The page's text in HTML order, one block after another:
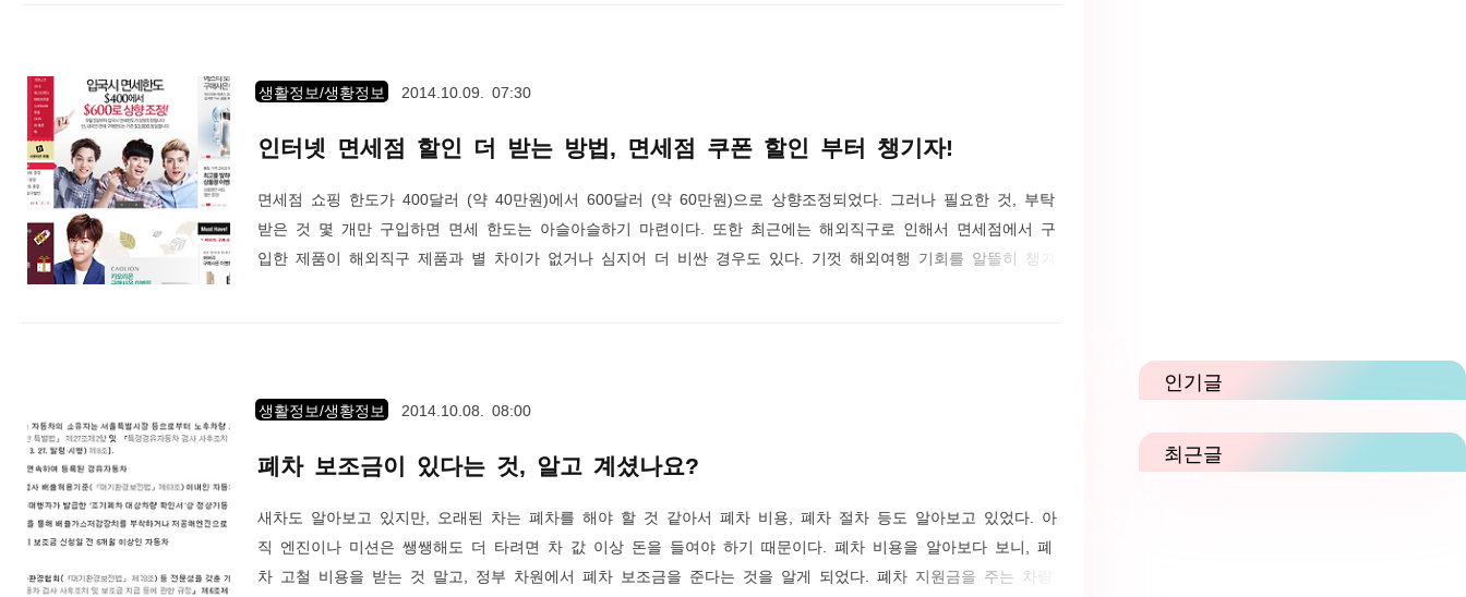
생활정보/생황정보 2014.10.09. 07:30
인터넷 면세점 할인 더 받는 방법, 면세점 쿠폰 할인 부터 챙기자!
면세점 쇼핑 한도가 400달러 (약 40만원)에서 600달러 (약 60만원)으로 상향조정되었다. 그러나 필요한 것, 부탁
받은 것 몇 개만 구입하면 면세 한도는 아슬아슬하기 마련이다. 또한 최근에는 해외직구로 인해서 면세점에서 구
입한 제품이 해외직구 제품과 별 차이가 없거나 심지어 더 비싼 경우도 있다. 기껏 해외여행 기회를 알뜰히 챙겨
생활정보/생황정보 2014.10.08. 08:00
폐차 보조금이 있다는 것, 알고 계셨나요?
새차도 알아보고 있지만, 오래된 차는 폐차를 해야 할 것 같아서 폐차 비용, 폐차 절차 등도 알아보고 있었다. 아
직 엔진이나 미션은 쌩쌩해도 더 타려면 차 값 이상 돈을 들여야 하기 때문이다. 폐차 비용을 알아보다 보니, 폐
차 고철 비용을 받는 것 말고, 정부 차원에서 폐차 보조금을 준다는 것을 알게 되었다. 폐차 지원금을 주는 차량
인기글
최근글